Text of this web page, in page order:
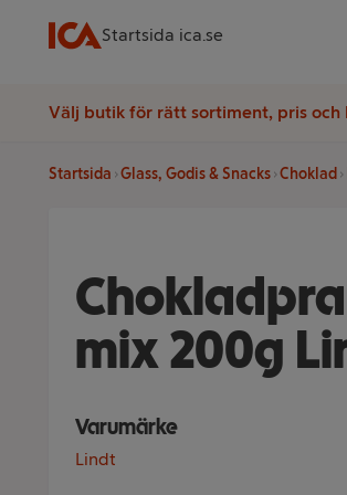
Startsida ica.se
Välj butik för rätt sortiment, pris och
Startsida Glass, Godis & Snacks Choklad
mix 200g
Varumärke
Lindt